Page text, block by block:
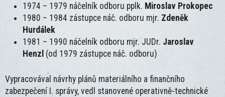
1974 – 1979 náčelník odboru pplk. Miroslav Prokopec
1980 – 1984 zástupce náč. odboru mjr. Zdeněk
Hurdálek
1981 – 1990 náčelník odboru mjr. JUDr. Jaroslav
Henzl (od 1979 zástupce náč. odboru)
Vypracovával návrhy plánů materiálního a finančního
zabezpečení I. správy, vedl stanovené operativně-technické